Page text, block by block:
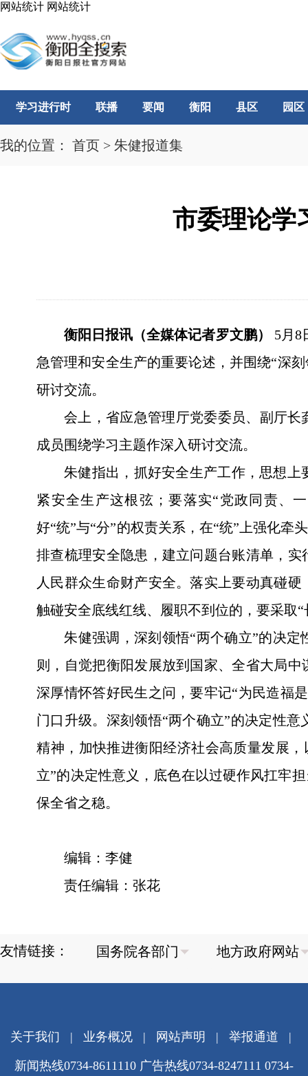
网站统计 网站统计
学习进行时 联播 要闻 衡阳 县区 园区
我的位置： 首页 > 朱健报道集
市委理论学
衡阳日报讯（全媒体记者罗文鹏）
5月8
急管理和安全生产的重要论述，并围绕“深
研讨交流。
会上，省应急管理厅党委委员、副厅
成员围绕学习主题作深入研讨交流。
朱健指出，抓好安全生产工作，思想
紧安全生产这根弦；要落实“党政同责、
好“统”与“分”的权责关系，在“统”上强化
排查梳理安全隐患，建立问题台账清单，
人民群众生命财产安全。落实上要动真碰
触碰安全底线红线、履职不到位的，要采取
朱健强调，深刻领悟“两个确立”的决
则，自觉把衡阳发展放到国家、全省大局
深厚情怀答好民生之问，要牢记“为民造福
门口升级。深刻领悟“两个确立”的决定性
精神，加快推进衡阳经济社会高质量发展
立”的决定性意义，底色在以过硬作风扛牢
保全省之稳。
编辑：李健
责任编辑：张花
友情链接：
关于我们 | 业务概况| 网站声明 | 举报通道 |
新闻热线0734-8611110 广告热线0734-8247111 0734-